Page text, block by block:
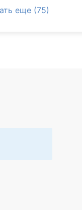
еще (75)